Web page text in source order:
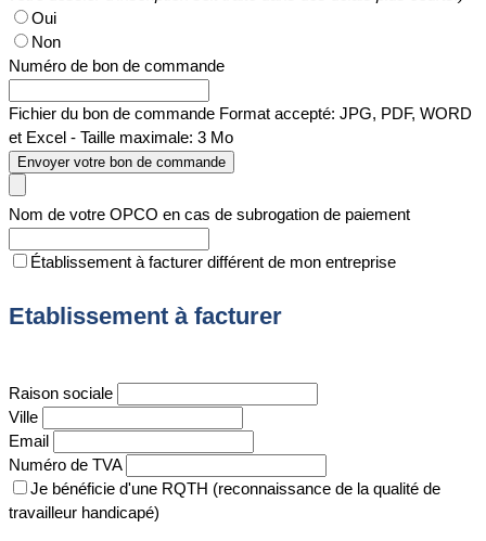
Oui
Non
Numéro de bon de commande
Fichier du bon de commande Format accepté: JPG, PDF, WORD
et Excel - Taille maximale: 3 Mo
Envoyer votre bon de commande
Nom de votre OPCO en cas de subrogation de paiement
Établissement à facturer différent de mon entreprise
Etablissement à facturer
Raison sociale
Ville
Email
Numéro de TVA
Je bénéficie d'une RQTH (reconnaissance de la qualité de
travailleur handicapé)